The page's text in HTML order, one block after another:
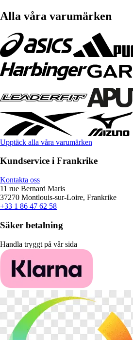
Alla våra varumärken
Upptäck alla våra varumärken
Kundservice i Frankrike
Kontakta oss
11 rue Bernard Maris
37270 Montlouis-sur-Loire, Frankrike
+33 1 86 47 62 58
Säker betalning
Handla tryggt på vår sida